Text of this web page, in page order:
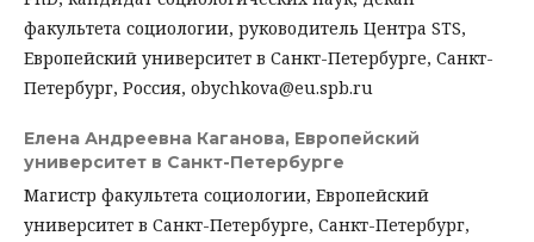
факультета социологии, руководитель Центра STS,
Европейский университет в Санкт-Петербурге, Санкт-
Петербург, Россия, obychkova@eu.spb.ru
Елена Андреевна Каганова, Европейский
университет в Санкт-Петербурге
Магистр факультета социологии, Европейский
университет в Санкт-Петербурге, Санкт-Петербург,